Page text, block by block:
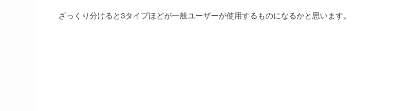
ざっくり分けると3タイプほどが一般ユーザーが使用するものになるかと思います。